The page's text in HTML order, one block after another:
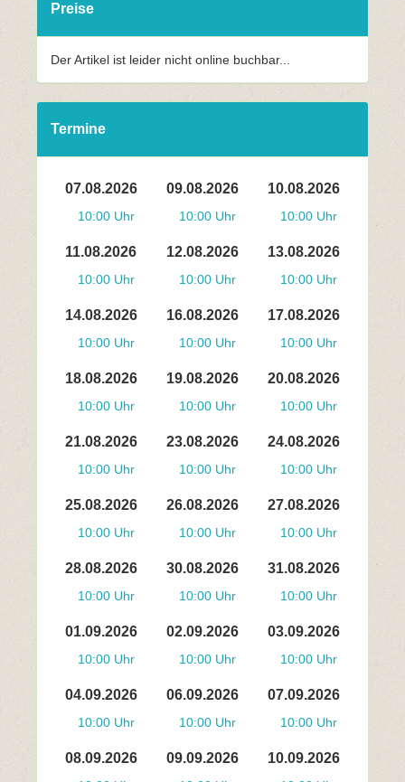
Preise
Der Artikel ist leider nicht online buchbar...
Termine
07.08.2026
10:00 Uhr
09.08.2026
10:00 Uhr
10.08.2026
10:00 Uhr
11.08.2026
10:00 Uhr
12.08.2026
10:00 Uhr
13.08.2026
10:00 Uhr
14.08.2026
10:00 Uhr
16.08.2026
10:00 Uhr
17.08.2026
10:00 Uhr
18.08.2026
10:00 Uhr
19.08.2026
10:00 Uhr
20.08.2026
10:00 Uhr
21.08.2026
10:00 Uhr
23.08.2026
10:00 Uhr
24.08.2026
10:00 Uhr
25.08.2026
10:00 Uhr
26.08.2026
10:00 Uhr
27.08.2026
10:00 Uhr
28.08.2026
10:00 Uhr
30.08.2026
10:00 Uhr
31.08.2026
10:00 Uhr
01.09.2026
10:00 Uhr
02.09.2026
10:00 Uhr
03.09.2026
10:00 Uhr
04.09.2026
10:00 Uhr
06.09.2026
10:00 Uhr
07.09.2026
10:00 Uhr
08.09.2026 09.09.2026 10.09.2026